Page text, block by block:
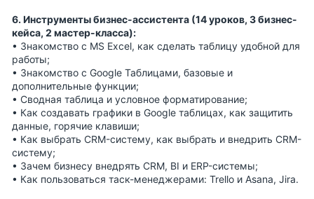
6. Инструменты бизнес-ассистента (14 уроков, 3 бизнес-
кейса, 2 мастер-класса):
• Знакомство с MS Excel, как сделать таблицу удобной для
работы;
• Знакомство с Google Таблицами, базовые и
дополнительные функции;
• Сводная таблица и условное форматирование;
• Как создавать графики в Google таблицах, как защитить
данные, горячие клавиши;
• Как выбрать CRM-систему, как выбрать и внедрить CRM-
систему;
• Зачем бизнесу внедрять CRM, BI и ERP-системы;
• Как пользоваться таск-менеджерами: Trello и Asana, Jira.